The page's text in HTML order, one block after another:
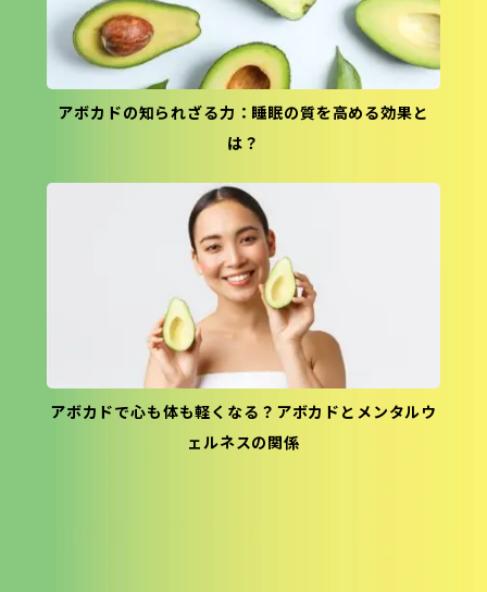
アボカドの知られざる力：睡眠の質を高める効果と
は？
アボカドで心も体も軽くなる？アボカドとメンタルウ
ェルネスの関係